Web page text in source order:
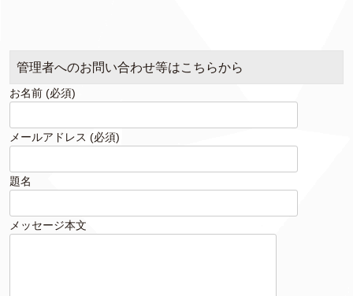
管理者へのお問い合わせ等はこちらから
お名前 (必須)
メールアドレス (必須)
題名
メッセージ本文